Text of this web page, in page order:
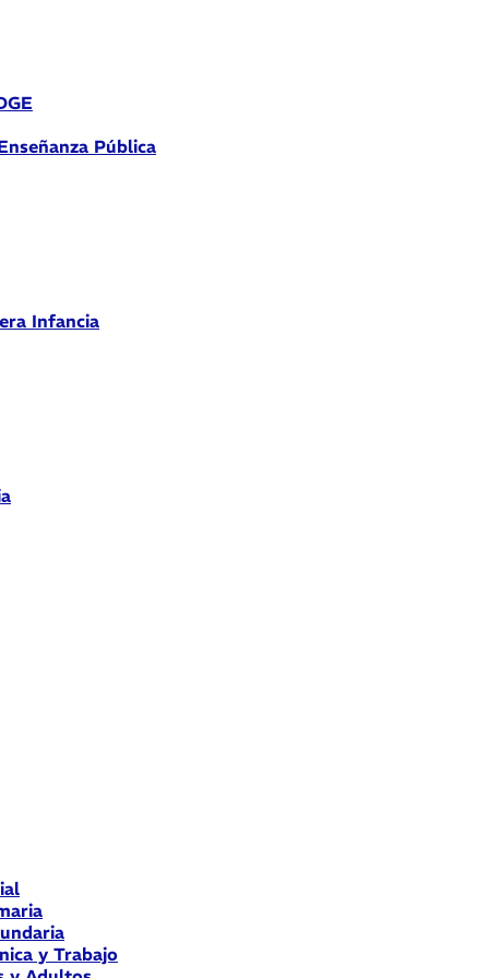
Pública
Infancia
y Trabajo